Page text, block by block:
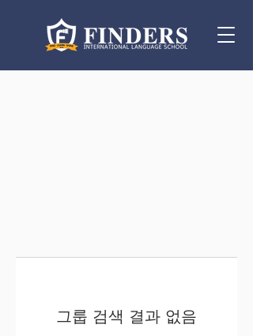
그룹 검색 결과 없음